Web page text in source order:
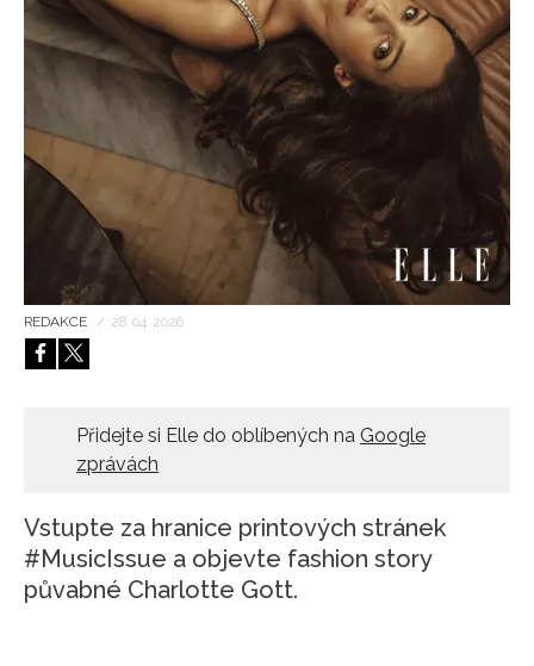
HOME
REDAKCE / 28. 04. 2026
Přidejte si Elle do oblíbených na Google
zprávách
Vstupte za hranice printových stránek
#MusicIssue a objevte fashion story
půvabné Charlotte Gott.